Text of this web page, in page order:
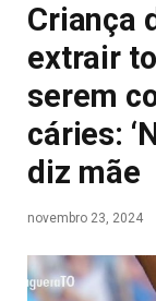
Criança
extrair
serem
cáries:
diz mãe
novembro 23, 2024